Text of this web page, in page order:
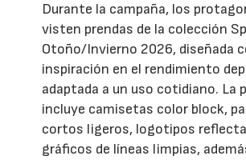
Durante la campaña, los
visten prendas de la colección
Otoño/Invierno 2026, diseñada
inspiración en el rendimiento
adaptada a un uso cotidiano. La
incluye camisetas color block,
cortos ligeros, logotipos
gráficos de líneas limpias,